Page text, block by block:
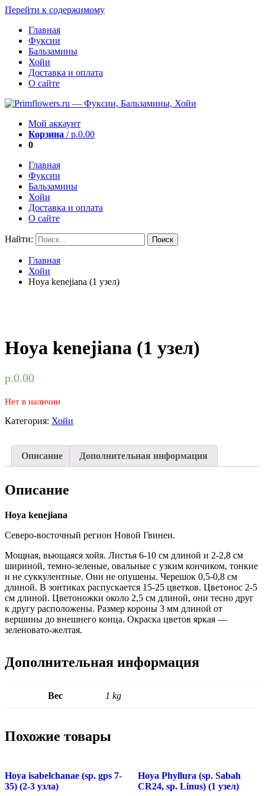
Перейти к содержимому
Главная
Фуксии
Бальзамины
Хойи
Доставка и оплата
О сайте
Мой аккаунт
Корзина /р.0.00
0
Главная
Фуксии
Бальзамины
Хойи
Доставка и оплата
О сайте
Найти:
Главная
Хойи
Hoya kenejiana (1 узел)
Hoya kenejiana (1 узел)
р.0.00
Нет в наличии
Категория: Хойи
Описание Дополнительная информация
Описание
Hoya kenejiana
Cеверо-восточный регион Новой Гвинеи.
Мощная, вьющаяся хойя. Листья 6-10 см длиной и 2-2,8 см
шириной, темно-зеленые, овальные с узким кончиком, тонкие
и не суккулентные. Они не опушены. Черешок 0,5-0,8 см
длиной. В зонтиках распускается 15-25 цветков. Цветонос 2-5
см длиной. Цветоножки около 2,5 см длиной, они тесно друг
к другу расположены. Размер короны 3 мм длиной от
вершины до внешнего конца. Окраска цветов яркая —
зеленовато-желтая.
Дополнительная информация
Вес 1 kg
Похожие товары
Hoya isabelchanae (sp. gps 7-
35) (2-3 узла)
Hoya Phyllura (sp. Sabah
CR24, sp. Linus) (1 узел)